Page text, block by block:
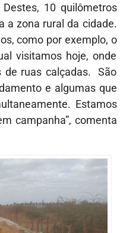
10 quilômetros
a zona rural da cidade.
como por exemplo, o
visitamos hoje, onde
ruas calçadas. São
e algumas que
Estamos
campanha”, comenta